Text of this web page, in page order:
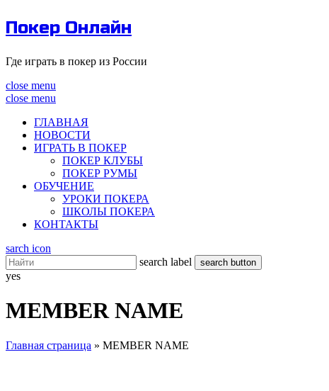
Покер Онлайн
Где играть в покер из России
close menu
close menu
ГЛАВНАЯ
НОВОСТИ
ИГРАТЬ В ПОКЕР
ПОКЕР КЛУБЫ
ПОКЕР РУМЫ
ОБУЧЕНИЕ
УРОКИ ПОКЕРА
ШКОЛЫ ПОКЕРА
КОНТАКТЫ
sarch icon
search label
search button
yes
MEMBER NAME
Главная страница » MEMBER NAME